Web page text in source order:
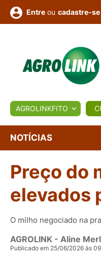
BIOLÓGICOS
Conversor Colunistas
Entre ou cadastre-se
AGROLINKFITO
NOTÍCIAS
Preço do
elevados
O milho negociado na
AGROLINK - Aline
Publicado em 25/06/2026 às